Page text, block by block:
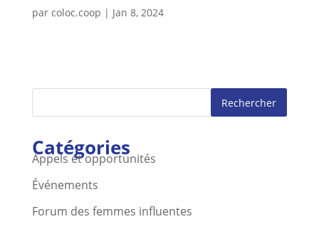
par coloc.coop | Jan 8, 2024
Rechercher
Catégories
Appels et opportunités
Événements
Forum des femmes influentes